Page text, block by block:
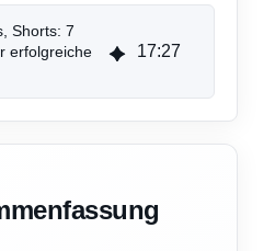
Shorts: 7
erfolgreiche
17:27